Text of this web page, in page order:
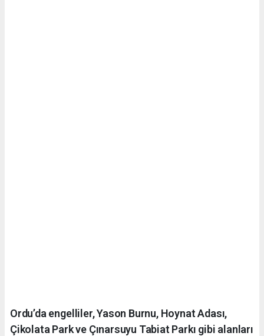
Ordu’da engelliler, Yason Burnu, Hoynat Adası,
Çikolata Park ve Çınarsuyu Tabiat Parkı gibi alanları